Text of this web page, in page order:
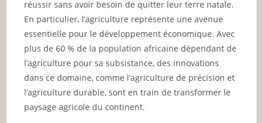
réussir sans avoir besoin de quitter leur terre natale.
En particulier, l’agriculture représente une avenue
essentielle pour le développement économique. Avec
plus de 60 % de la population africaine dépendant de
l’agriculture pour sa subsistance, des innovations
dans ce domaine, comme l’agriculture de précision et
l’agriculture durable, sont en train de transformer le
paysage agricole du continent.